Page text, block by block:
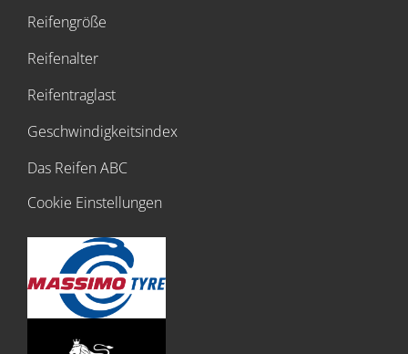
Reifengröße
Reifenalter
Reifentraglast
Geschwindigkeitsindex
Das Reifen ABC
Cookie Einstellungen